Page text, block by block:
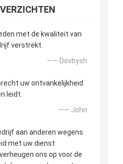
met de kwaliteit van
verstrekt.
—— Dovbysh
uw ontvankelijkheid
leidt.
—— John
aan anderen wegens
met uw dienst
ons op voor de